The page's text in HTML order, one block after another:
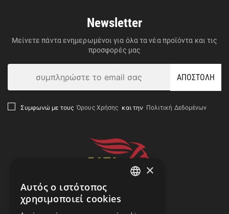
Newsletter
Μείνετε πάντα ενημερωμένοι για όλα τα νέα προϊόντα και τις
προσφορές μας
ΑΠΟΣΤΟΛΗ
Συμφωνώ με τους Όρους Χρήσης και την Πολιτική Δεδομένων
×
Αυτός ο ιστότοπος
χρησιμοποιεί cookies